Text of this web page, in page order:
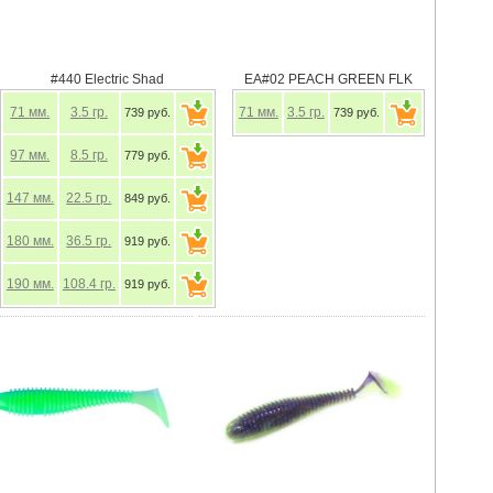
#440 Electric Shad
71 мм. 3.5 гр. 739 руб.
97 мм. 8.5 гр. 779 руб.
147 мм. 22.5 гр. 849 руб.
180 мм. 36.5 гр. 919 руб.
190 мм. 108.4 гр. 919 руб.
EA#02 PEACH GREEN FLK
71 мм. 3.5 гр. 739 руб.